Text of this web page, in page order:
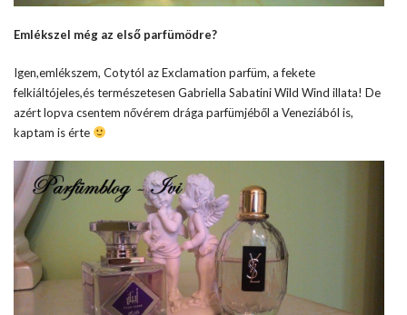
Emlékszel még az első parfümödre?
Igen,emlékszem, Cotytól az Exclamation parfüm, a fekete
felkiáltójeles,és természetesen Gabriella Sabatini Wild Wind illata! De
azért lopva csentem nővérem drága parfümjéből a Veneziából is,
kaptam is érte